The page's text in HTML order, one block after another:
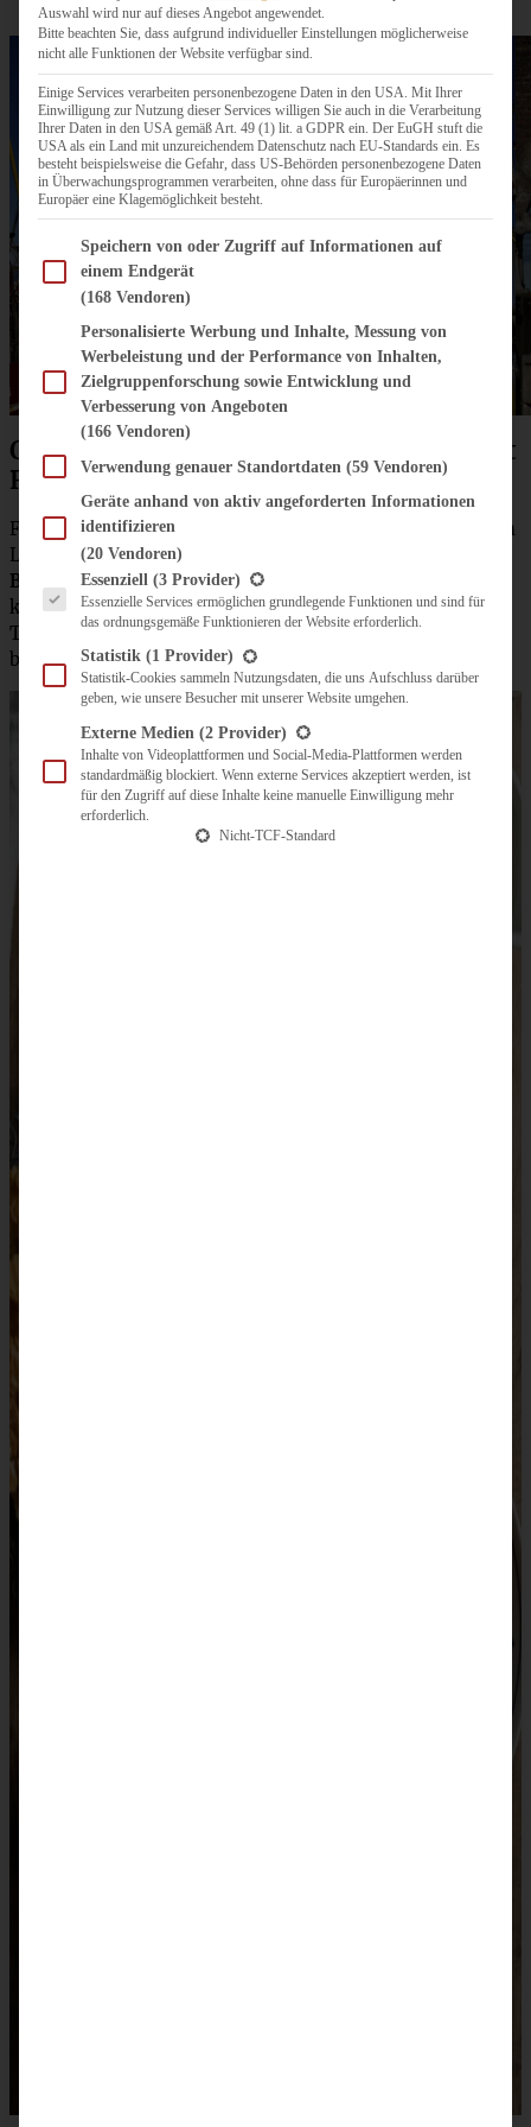
Ostfriesischer Mandel-Butterkuchen mit
Rührteig
Für Euch habe ich heute das Rezept meines ostfriesischen
Lieblingskuchens mitgebracht:
Butterkuchen vom Blech.Davon kann ich nie genug
kriegen, so lecker ist der und dabei so einfach! Dazu eine
Tasse
Ostfriesen-Tee mit Sahne-Wölkchen, und – wohl
bemerkt – hellen Kluntjes!
Auswahl wird nur auf dieses Angebot angewendet.
Bitte beachten Sie, dass aufgrund individueller Einstellungen möglicherweise
nicht alle Funktionen der Website verfügbar sind.
Einige Services verarbeiten personenbezogene Daten in den USA. Mit Ihrer
Einwilligung zur Nutzung dieser Services willigen Sie auch in die Verarbeitung
Ihrer Daten in den USA gemäß Art. 49 (1) lit. a GDPR ein. Der EuGH stuft die
USA als ein Land mit unzureichendem Datenschutz nach EU-Standards ein. Es
besteht beispielsweise die Gefahr, dass US-Behörden personenbezogene Daten
in Überwachungsprogrammen verarbeiten, ohne dass für Europäerinnen und
Europäer eine Klagemöglichkeit besteht.
Im Folgenden finden Sie eine Liste der Zwecke des IAB Transparency and Consent
Speichern von oder Zugriff auf Informationen auf
einem Endgerät
(168 Vendoren)
Personalisierte Werbung und Inhalte, Messung von
Werbeleistung und der Performance von Inhalten,
Zielgruppenforschung sowie Entwicklung und
Verbesserung von Angeboten
(166 Vendoren)
Verwendung genauer Standortdaten (59 Vendoren)
Geräte anhand von aktiv angeforderten Informationen
identifizieren
(20 Vendoren)
Es folgt eine Liste der Service-Gruppen, für die eine Einwilligung erteilt werden
Essenziell (3 Provider)
Essenzielle Services ermöglichen grundlegende Funktionen und sind für
das ordnungsgemäße Funktionieren der Website erforderlich.
Statistik (1 Provider)
Statistik-Cookies sammeln Nutzungsdaten, die uns Aufschluss darüber
geben, wie unsere Besucher mit unserer Website umgehen.
Externe Medien (2 Provider)
Inhalte von Videoplattformen und Social-Media-Plattformen werden
standardmäßig blockiert. Wenn externe Services akzeptiert werden, ist
für den Zugriff auf diese Inhalte keine manuelle Einwilligung mehr
erforderlich.
Nicht-TCF-Standard